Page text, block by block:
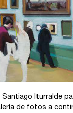
Iturralde
de fotos a